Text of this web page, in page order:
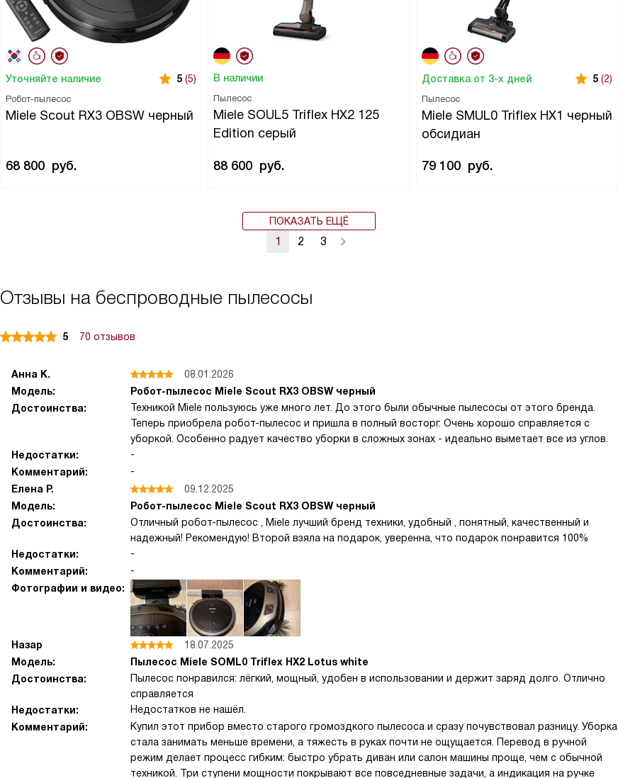
Робот-пылесос
Miele Scout RX3 OBSW черный
Уточняйте наличие 5 (5)
68 800 руб.
Пылесос
Miele SOUL5 Triflex HX2 125
Edition серый
В наличии
88 600 руб.
Пылесос
Miele SMUL0 Triflex HX1 черный
обсидиан
Доставка от 3-х дней 5 (2)
79 100 руб.
ПОКАЗАТЬ ЕЩЁ
1 2 3
Отзывы на беспроводные пылесосы
5 70 отзывов
Анна К.
08.01.2026
Модель:
Робот-пылесос Miele Scout RX3 OBSW черный
Достоинства:
Техникой Miele пользуюсь уже много лет. До этого были обычные пылесосы от этого бренда.
Теперь приобрела робот-пылесос и пришла в полный восторг. Очень хорошо справляется с
уборкой. Особенно радует качество уборки в сложных зонах - идеально выметает все из углов.
Недостатки:
-
Комментарий:
-
Елена Р.
09.12.2025
Модель:
Робот-пылесос Miele Scout RX3 OBSW черный
Достоинства:
Отличный робот-пылесос , Miele лучший бренд техники, удобный , понятный, качественный и
надежный! Рекомендую! Второй взяла на подарок, уверенна, что подарок понравится 100%
Недостатки:
-
Комментарий:
-
Фотографии и видео:
Назар
18.07.2025
Модель:
Пылесос Miele SOML0 Triflex HX2 Lotus white
Достоинства:
Пылесос понравился: лёгкий, мощный, удобен в использовании и держит заряд долго. Отлично
справляется
Недостатки:
Недостатков не нашёл.
Комментарий:
Купил этот прибор вместо старого громоздкого пылесоса и сразу почувствовал разницу. Уборка
стала занимать меньше времени, а тяжесть в руках почти не ощущается. Перевод в ручной
режим делает процесс гибким: быстро убрать диван или салон машины проще, чем с обычной
техникой. Три ступени мощности покрывают все повседневные задачи, а индикация на ручке